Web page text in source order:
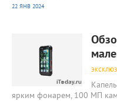
22 ЯНВ 2024
ярким фонарем, 100 МП